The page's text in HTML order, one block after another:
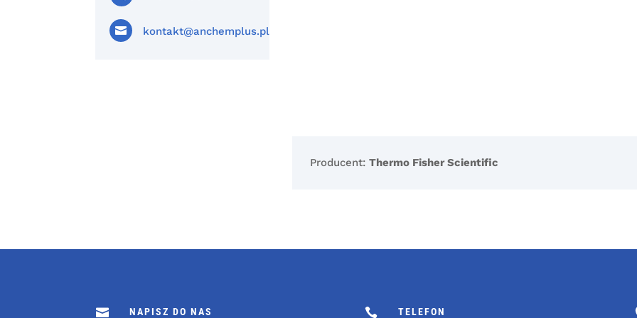
 kontakt@anchemplus.pl
Producent:Thermo Fisher Scientific
 NAPISZ DO NAS  TELEFON